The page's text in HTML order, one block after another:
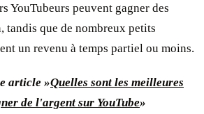
YouTubeurs peuvent gagner des
tandis que de nombreux petits
un revenu à temps partiel ou moins.
article »Quelles sont les meilleures
de l'argent sur YouTube»